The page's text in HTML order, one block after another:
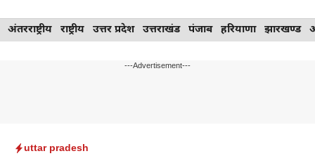
Skip
to
अंतरराष्ट्रीय राष्ट्रीय उत्तर प्रदेश उत्तराखंड पंजाब हरियाणा झारखण्ड
---Advertisement---
uttar pradesh